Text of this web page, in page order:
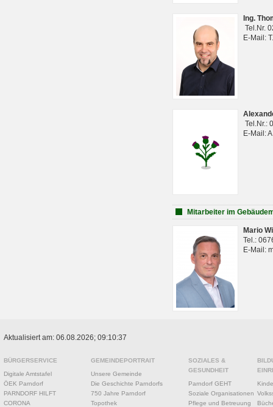
Ing.
Tel.Nr.
E-Mail:
Tel.Nr.:
E-Mail:
Mitarbeiter im
Mario
Tel.:
E-Mail:
Aktualisiert am: 06.08.2026; 09:10:37
BÜRGERSERVICE
Digitale Amtstafel
ÖEK Parndorf
PARNDORF HILFT
CORONA
GEMEINDEPORTRAIT
Unsere Gemeinde
Die Geschichte Parndorfs
750 Jahre Parndorf
Topothek
SOZIALES &
GESUNDHEIT
Parndorf GEHT
Soziale Organisationen
Pflege und Betreuung